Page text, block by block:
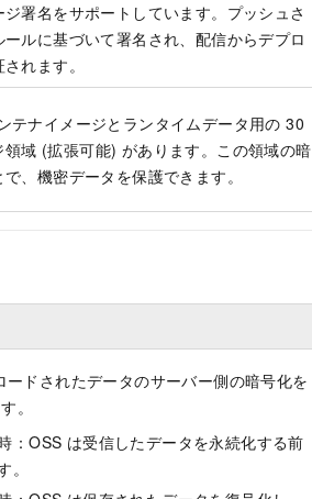
署名をサポートしています。プッシュさ
ルに基づいて署名され、配信からデプロ
れます。
テナイメージとランタイムデータ用の 30
域 (拡張可能) があります。この領域の暗
、機密データを保護できます。
ードされたデータのサーバー側の暗号化を
。
：OSS は受信したデータを永続化する前
。